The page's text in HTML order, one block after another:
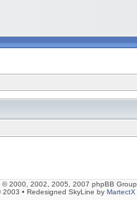
© 2000, 2002, 2005, 2007 phpBB Group
2003 • Redesigned SkyLine by MartectX